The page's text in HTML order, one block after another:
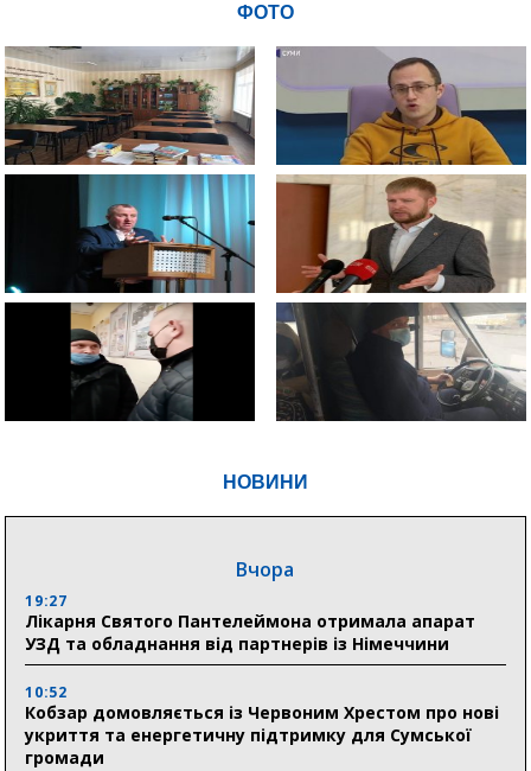
НОВИНИ
Вчора
19:27
Лікарня Святого Пантелеймона отримала апарат
УЗД та обладнання від партнерів із Німеччини
10:52
Кобзар домовляється із Червоним Хрестом про нові
укриття та енергетичну підтримку для Сумської
громади
ФОТО